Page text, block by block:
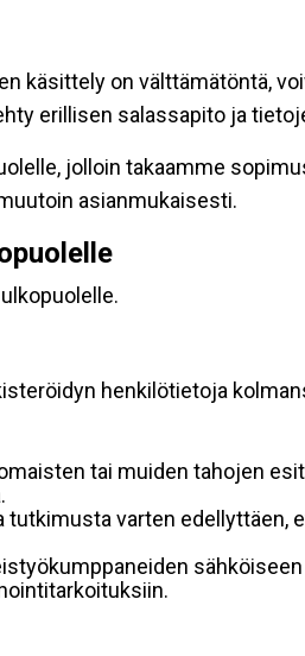
käsittely on välttämätöntä,
erillisen salassapito ja
jolloin takaamme
asianmukaisesti.
henkilötietoja
tai muiden tahojen
varten edellyttäen,